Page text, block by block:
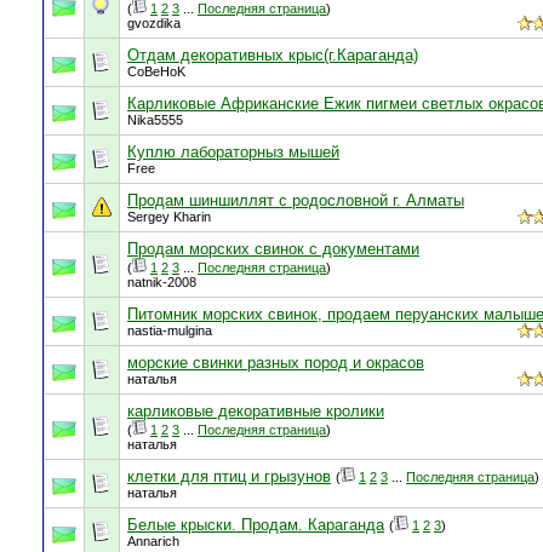
( 1 2 3 Последняя страница)
gvozdika
Отдам декоративных крыс(г.Караганда)
CoBeHoK
Карликовые Африканские Ежик пигмеи светлых
Nika5555
Куплю лабораторныз мышей
Free
Продам шиншиллят с родословной г. Алматы
Sergey Kharin
Продам морских свинок с документами
( 1 2 3 Последняя страница)
natnik-2008
Питомник морских свинок, продаем перуанских
nastia-mulgina
морские свинки разных пород и окрасов
наталья
карликовые декоративные кролики
( 1 2 3 Последняя страница)
наталья
клетки для птиц и грызунов ( 1 2 3 Последняя страница)
наталья
Белые крыски. Продам. Караганда ( 1 2 3)
Annarich